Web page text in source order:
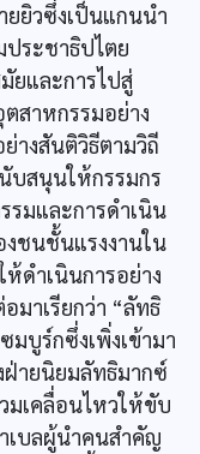
ยยิวซึ่งเป็นแกนนำ
ระชาธิปไตย
ยและการไปสู่
สาหกรรมอย่าง
างสันติวิธีตามวิถี
บสนุนให้กรรมกร
รมและการดำเนิน
ชนชั้นแรงงานใน
ดำเนินการอย่าง
มาเรียกว่า “ลัทธิ
มบูร์กซึ่งเพิ่งเข้ามา
ายนิยมลัทธิมากซ์
มเคลื่อนไหวให้ขับ
เบลผู้นำคนสำคัญ